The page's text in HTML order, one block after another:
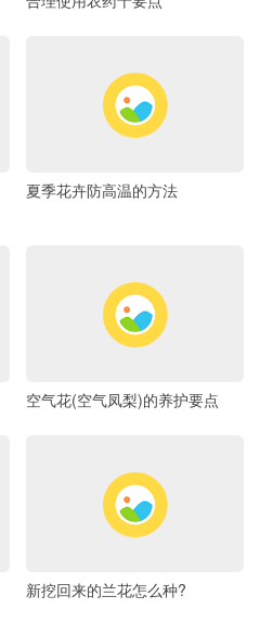
夏季花卉防高温的方法
空气花(空气凤梨)的养护要点
新挖回来的兰花怎么种?